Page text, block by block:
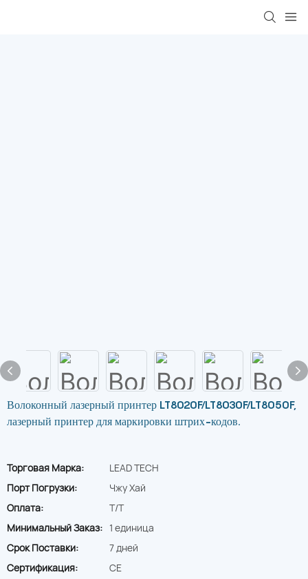
Волоконный лазерный принтер LT8020F/LT8030F/LT8050F,
лазерный принтер для маркировки штрих-кодов.
Торговая Марка:
LEAD TECH
Порт Погрузки:
Чжу Хай
Оплата:
T/T
Минимальный Заказ: 1 единица
Срок Поставки:
7 дней
Сертификация:
CE